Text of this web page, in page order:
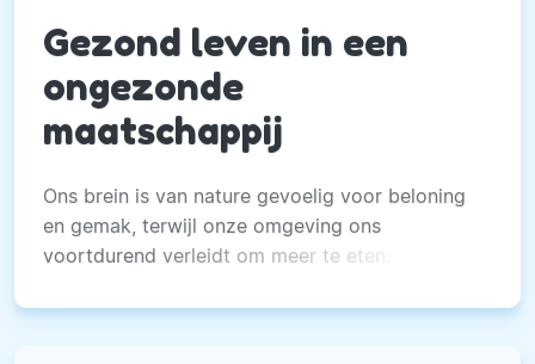
Gezond leven in een
ongezonde
maatschappij
Ons brein is van nature gevoelig voor beloning
en gemak, terwijl onze omgeving ons
voortdurend verleidt om meer te eten.